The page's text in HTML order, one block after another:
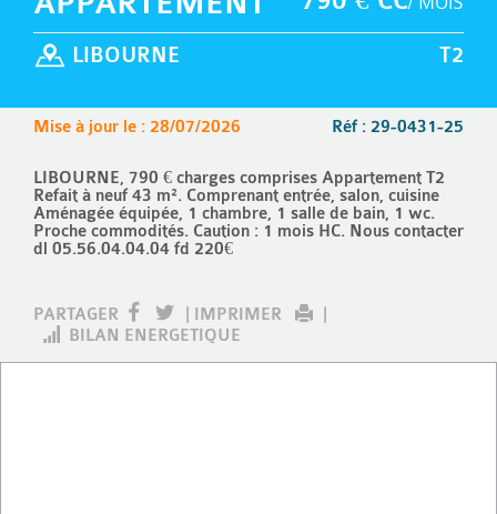
T2
LIBOURNE
Réf : 29-0431-25
Mise à jour le : 28/07/2026
LIBOURNE, 790 € charges comprises Appartement T2
Refait à neuf 43 m². Comprenant entrée, salon, cuisine
Aménagée équipée, 1 chambre, 1 salle de bain, 1 wc.
Proche commodités. Caution : 1 mois HC. Nous contacter
dl 05.56.04.04.04 fd 220€
PARTAGER IMPRIMER
BILAN ENERGETIQUE